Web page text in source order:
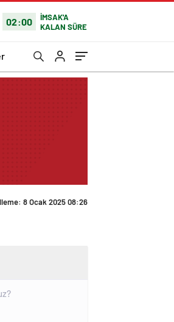
02:00
İMSAK'A
KALAN SÜRE
8 Ocak 2025 08:26